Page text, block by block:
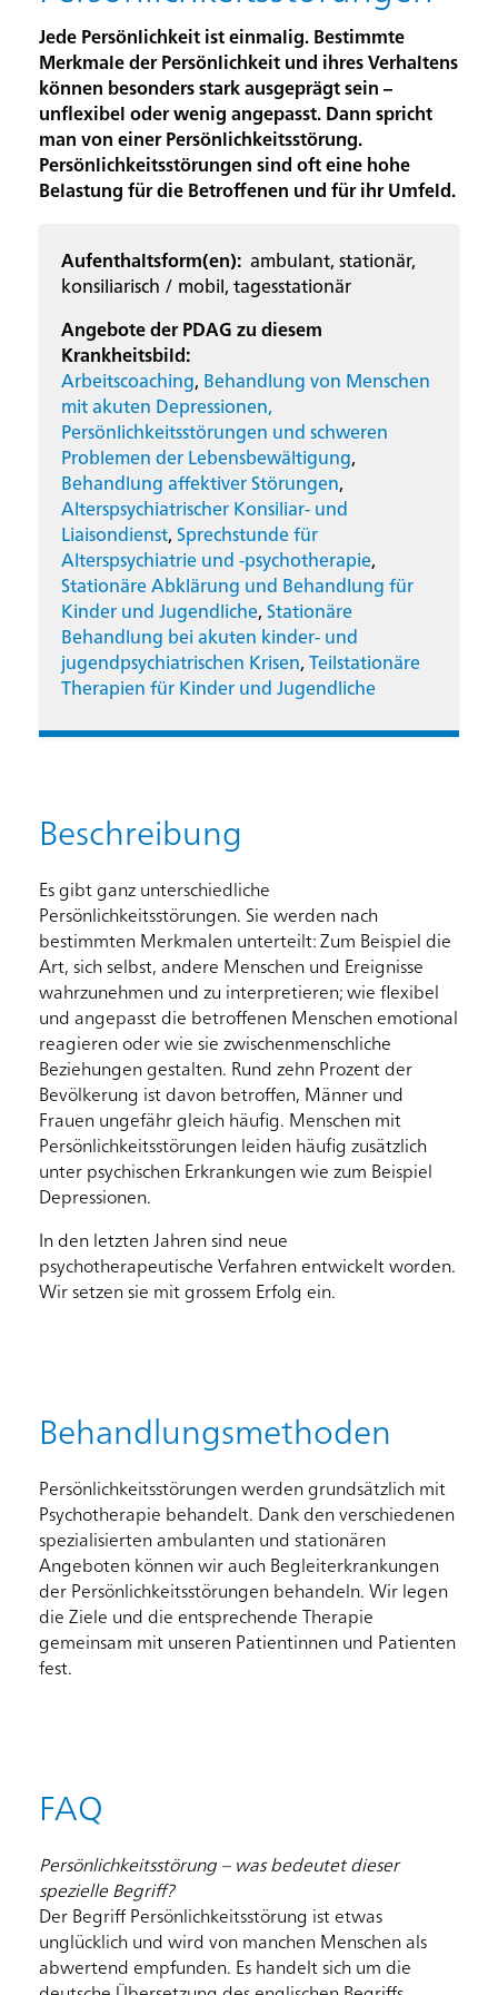
Rootline Navigation
Jede Persönlichkeit ist einmalig. Bestimmte
Merkmale der Persönlichkeit und ihres Verhaltens
können besonders stark ausgeprägt sein –
unflexibel oder wenig angepasst. Dann spricht
man von einer Persönlichkeitsstörung.
Persönlichkeitsstörungen sind oft eine hohe
Belastung für die Betroffenen und für ihr Umfeld.
Aufenthaltsform(en): ambulant, stationär,
konsiliarisch / mobil, tagesstationär
Angebote der PDAG zu diesem
Krankheitsbild:
Arbeitscoaching, Behandlung von Menschen
mit akuten Depressionen,
Persönlichkeitsstörungen und schweren
Problemen der Lebensbewältigung,
Behandlung affektiver Störungen,
Alterspsychiatrischer Konsiliar- und
Liaisondienst, Sprechstunde für
Alterspsychiatrie und -psychotherapie,
Stationäre Abklärung und Behandlung für
Kinder und Jugendliche, Stationäre
Behandlung bei akuten kinder- und
jugendpsychiatrischen Krisen,
Teilstationäre
Therapien für Kinder und Jugendliche
Beschreibung
Es gibt ganz unterschiedliche
Persönlichkeitsstörungen. Sie werden nach
bestimmten Merkmalen unterteilt: Zum Beispiel die
Art, sich selbst, andere Menschen und Ereignisse
wahrzunehmen und zu interpretieren; wie flexibel
und angepasst die betroffenen Menschen emotional
reagieren oder wie sie zwischenmenschliche
Beziehungen gestalten. Rund zehn Prozent der
Bevölkerung ist davon betroffen, Männer und
Frauen ungefähr gleich häufig. Menschen mit
Persönlichkeitsstörungen leiden häufig zusätzlich
unter psychischen Erkrankungen wie zum Beispiel
Depressionen.
In den letzten Jahren sind neue
psychotherapeutische Verfahren entwickelt worden.
Wir setzen sie mit grossem Erfolg ein.
Behandlungsmethoden
Persönlichkeitsstörungen werden grundsätzlich mit
Psychotherapie behandelt. Dank den verschiedenen
spezialisierten ambulanten und stationären
Angeboten können wir auch Begleiterkrankungen
der Persönlichkeitsstörungen behandeln. Wir legen
die Ziele und die entsprechende Therapie
gemeinsam mit unseren Patientinnen und Patienten
fest.
FAQ
Persönlichkeitsstörung – was bedeutet dieser
spezielle Begriff?
Der Begriff Persönlichkeitsstörung ist etwas
unglücklich und wird von manchen Menschen als
abwertend empfunden. Es handelt sich um die